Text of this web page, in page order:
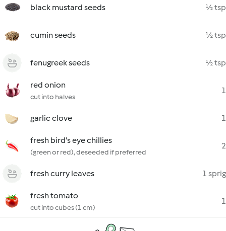
black mustard seeds ½ tsp
cumin seeds ½ tsp
fenugreek seeds ½ tsp
red onion
cut into halves
1
garlic clove 1
fresh bird's eye chillies
(green or red), deseeded if preferred
2
fresh curry leaves 1 sprig
fresh tomato
cut into cubes (1 cm)
1